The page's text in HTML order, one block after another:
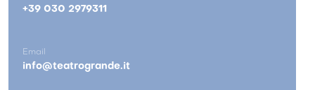
+39 030 2979311
Email
info@teatrogrande.it